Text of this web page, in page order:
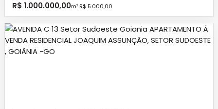
R$ 1.000.000,00m² R$ 5.000,00